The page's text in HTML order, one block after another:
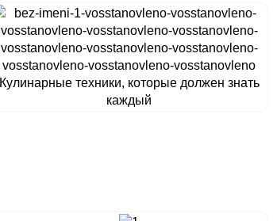
Кулинарные техники, которые должен знать
каждый